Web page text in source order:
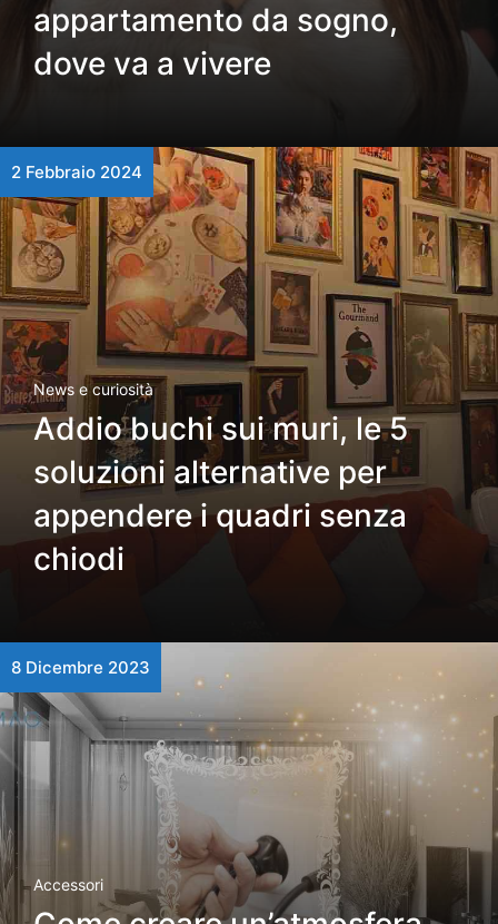
appartamento da sogno,
dove va a vivere
2 Febbraio 2024
News e curiosità
Addio buchi sui muri, le 5
soluzioni alternative per
appendere i quadri senza
chiodi
8 Dicembre 2023
Accessori